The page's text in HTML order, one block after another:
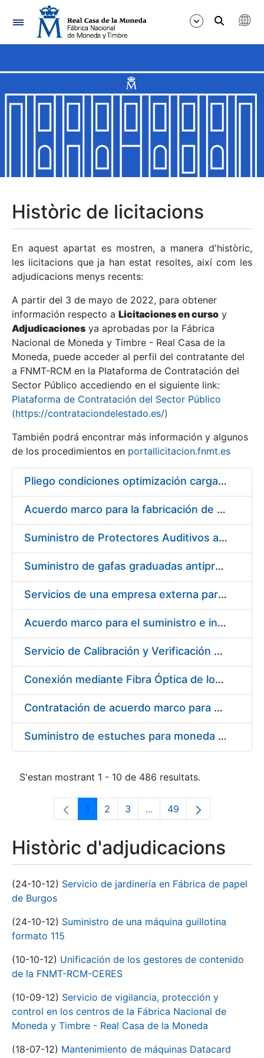
Navegació
Mostra/Amaga
Mostra/Amaga
Mostra/Amaga
Mostra/Amaga
Mostra/Amaga
Mostra/Amaga
Històric de licitacions
En aquest apartat es mostren, a manera d'històric,
les licitacions que ja han estat resoltes, així com les
adjudicacions menys recents:
A partir del 3 de mayo de 2022, para obtener
información respecto a Licitaciones en curso y
Adjudicaciones ya aprobadas por la Fábrica
Nacional de Moneda y Timbre - Real Casa de la
Moneda, puede acceder al perfil del contratante del
a FNMT-RCM en la Plataforma de Contratación del
Sector Público accediendo en el siguiente link:
Plataforma de Contratación del Sector Público
(https://contrataciondelestado.es/)
También podrá encontrar más información y algunos
de los procedimientos en portallicitacion.fnmt.es
Pliego condiciones optimización cargas compras firmado
Acuerdo marco para la fabricación de piezas
Suministro de Protectores Auditivos a medida para las personas trabajadoras de los Centros de Trabajo de Madrid y Burgos
Suministro de gafas graduadas antiproyecciones para los trabajadores de la FNMT-RCM en los centros de trabajo de Madrid y Burgos
Servicios de una empresa externa para el asesoramiento y resolución de los recursos de alzada que se presentan relacionados con procesos de selección para la FNMT-RCM
Acuerdo marco para el suministro e instalación de persianas, estores y otros complementos
Servicio de Calibración y Verificación Externa de los Equipos de Medición del Servicio de Prevención de la FNMT-RCM
Conexión mediante Fibra Óptica de los Centros de Proceso de Datos (CPDs) de las sedes de la FNMT-RCM de Burgos y Madrid
Contratación de acuerdo marco para el Suministro de Material de Electricidad para la Fábrica Nacional de Moneda y Timbre-Real Casa de la Moneda en su centro de trabajo de Burgos
Suministro de estuches para moneda de 30 €
S'estan mostrant 1 - 10 de 486 resultats.
Pàgina
1 Pàgina
2 Pàgina
3 ...Pàgines intermèdies
Pàgina
49
Històric d'adjudicacions
(24-10-12) Servicio de jardinería en Fábrica de papel
de Burgos
(24-10-12) Suministro de una máquina guillotina
formato 115
(10-10-12) Unificación de los gestores de contenido
de la FNMT-RCM-CERES
(10-09-12) Servicio de vigilancia, protección y
control en los centros de la Fábrica Nacional de
Moneda y Timbre - Real Casa de la Moneda
(18-07-12) Mantenimiento de máquinas Datacard